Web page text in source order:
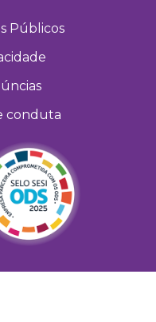
Públicos
conduta